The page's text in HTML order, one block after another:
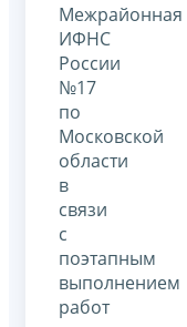
Межрайонная
ИФНС
России
№17
по
Московской
области
в
связи
с
поэтапным
выполнением
работ